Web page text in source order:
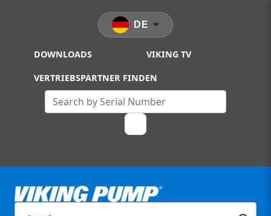
DOWNLOADS VIKING TV
VERTRIEBSPARTNER FINDEN
DE